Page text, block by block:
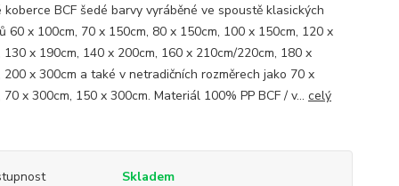
koberce BCF šedé barvy vyráběné ve spoustě klasických
60 x 100cm, 70 x 150cm, 80 x 150cm, 100 x 150cm, 120 x
130 x 190cm, 140 x 200cm, 160 x 210cm/220cm, 180 x
200 x 300cm a také v netradičních rozměrech jako 70 x
70 x 300cm, 150 x 300cm. Materiál 100% PP BCF / v... celý
Skladem